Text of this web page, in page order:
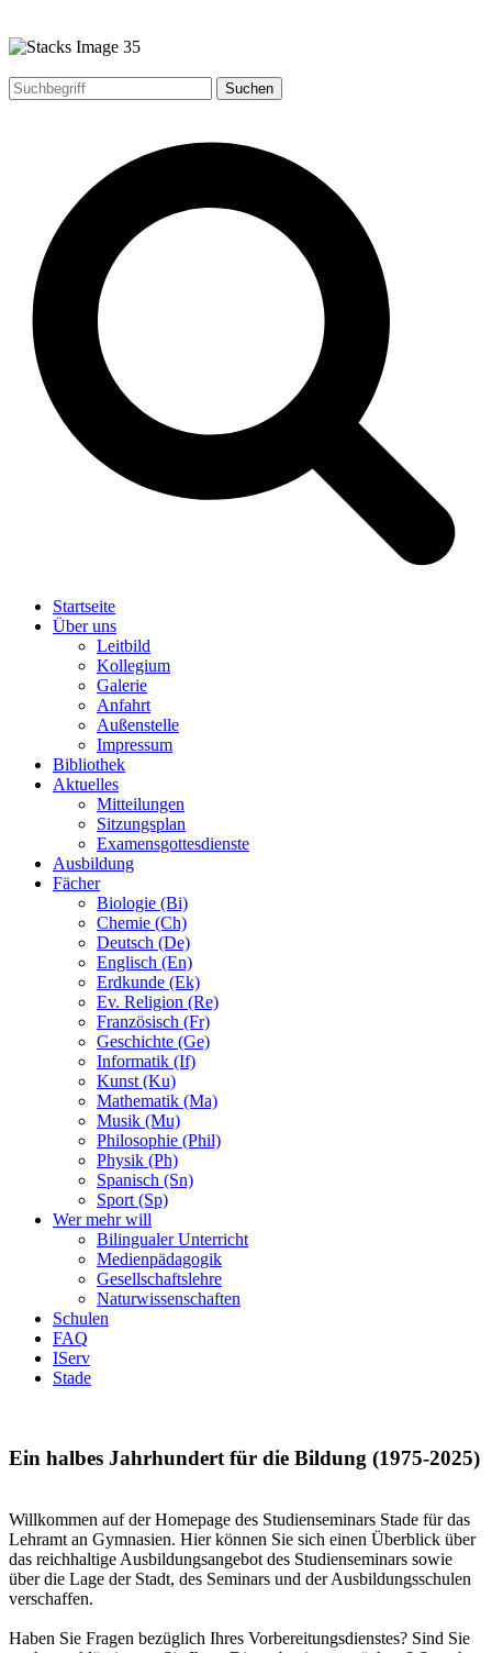
Suchen
Startseite
Über uns
Leitbild
Kollegium
Galerie
Anfahrt
Außenstelle
Impressum
Bibliothek
Aktuelles
Mitteilungen
Sitzungsplan
Examensgottesdienste
Ausbildung
Fächer
Biologie (Bi)
Chemie (Ch)
Deutsch (De)
Englisch (En)
Erdkunde (Ek)
Ev. Religion (Re)
Französisch (Fr)
Geschichte (Ge)
Informatik (If)
Kunst (Ku)
Mathematik (Ma)
Musik (Mu)
Philosophie (Phil)
Physik (Ph)
Spanisch (Sn)
Sport (Sp)
Wer mehr will
Bilingualer Unterricht
Medienpädagogik
Gesellschaftslehre
Naturwissenschaften
Schulen
FAQ
IServ
Stade
Ein halbes Jahrhundert für die Bildung (1975-2025)
Willkommen auf der Homepage des Studienseminars Stade für das
Lehramt an Gymnasien. Hier können Sie sich einen Überblick über
das reichhaltige Ausbildungsangebot des Studienseminars sowie
über die Lage der Stadt, des Seminars und der Ausbildungsschulen
verschaffen.
Haben Sie Fragen bezüglich Ihres Vorbereitungsdienstes? Sind Sie